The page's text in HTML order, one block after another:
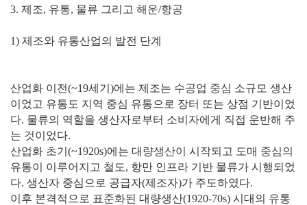
3. 제조, 유통, 물류 그리고 해운/항공
1) 제조와 유통산업의 발전 단계
산업화 이전(~19세기)에는 제조는 수공업 중심 소규모 생산
이었고 유통도 지역 중심 유통으로 장터 또는 상점 기반이었
다. 물류의 역할을 생산자로부터 소비자에게 직접 운반해 주
는 것이었다.
산업화 초기(~1920s)에는 대량생산이 시작되고 도매 중심의
유통이 이루어지고 철도, 항만 인프라 기반 물류가 시행되었
다. 생산자 중심으로 공급자(제조자)가 주도하였다.
이후 본격적으로 표준화된 대량생산(1920-70s) 시대의 유통